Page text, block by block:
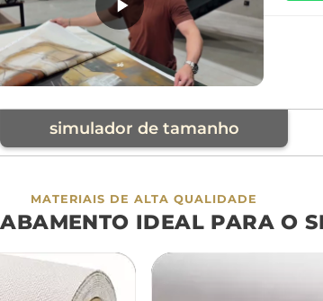
simulador de tamanho
MATERIAIS DE ALTA QUALIDADE
IDEAL PARA O